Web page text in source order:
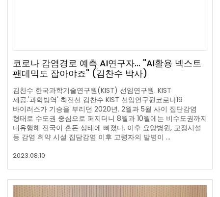
코로나 감염경로 예측 AI연구자… "AI활용 넥스트
팬데믹도 잡아야죠" (김찬수 박사)
김찬수 한국과학기술연구원(KIST) 선임연구원. KIST
제공.'과학방역' 최전선 김찬수 KIST 선임연구원코로나19
바이러스가 기승을 부리던 2020년. 2월과 5월 사이 집단감염
형태로 수도권 중심으로 퍼지더니 8월과 10월에는 비수도권까지
대유행해 전국이 혼돈 상태에 빠졌다. 이후 요양병원, 교정시설
등 감염 취약 시설 집담감염 이후 고령자의 발병이 …
2023.08.10